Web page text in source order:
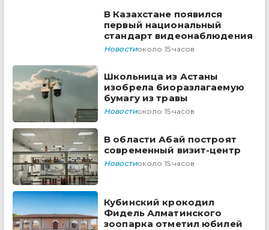
В Казахстане появился
первый национальный
стандарт видеонаблюдения
Новостиоколо 15 часов
Школьница из Астаны
изобрела биоразлагаемую
бумагу из травы
Новостиоколо 15 часов
В области Абай построят
современный визит-центр
Новостиоколо 15 часов
Кубинский крокодил
Фидель Алматинского
зоопарка отметил юбилей